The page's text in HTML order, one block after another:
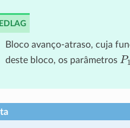
Bloco avanço-atraso, cuja
deste bloco, os parâmetros P1